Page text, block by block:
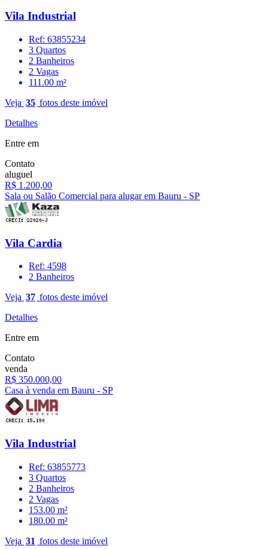
Vila Industrial
Ref: 63855234
3 Quartos
2 Banheiros
2 Vagas
111.00 m²
Veja 35 fotos deste imóvel
Detalhes
Entre em
Contato
aluguel
R$ 1.200,00
Sala ou Salão Comercial para alugar em Bauru - SP
Vila Cardia
Ref: 4598
2 Banheiros
Veja 37 fotos deste imóvel
Detalhes
Entre em
Contato
venda
R$ 350.000,00
Casa à venda em Bauru - SP
Vila Industrial
Ref: 63855773
3 Quartos
2 Banheiros
2 Vagas
153.00 m²
180.00 m²
Veja 31 fotos deste imóvel